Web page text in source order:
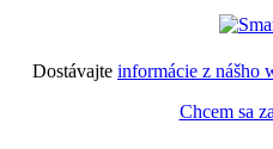
Dostávajte informácie z nášho
Chcem sa